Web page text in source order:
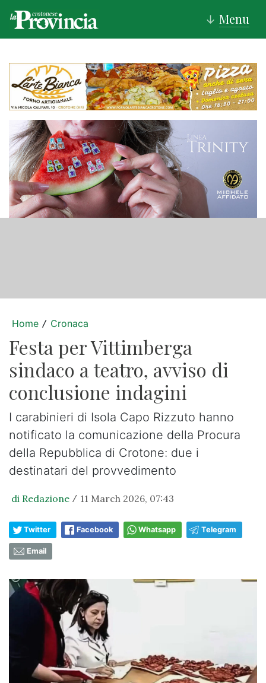
↓ Menu
Home / Cronaca
Festa per Vittimberga
sindaco a teatro, avviso di
conclusione indagini
I carabinieri di Isola Capo Rizzuto hanno
notificato la comunicazione della Procura
della Repubblica di Crotone: due i
destinatari del provvedimento
di Redazione / 11 March 2026, 07:43
Twitter Facebook Whatsapp Telegram
Email